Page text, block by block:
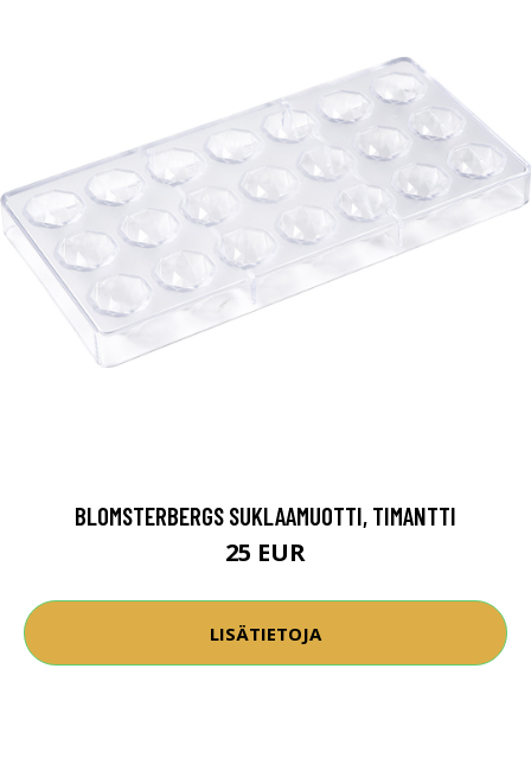
BLOMSTERBERGS SUKLAAMUOTTI, TIMANTTI
25 EUR
LISÄTIETOJA